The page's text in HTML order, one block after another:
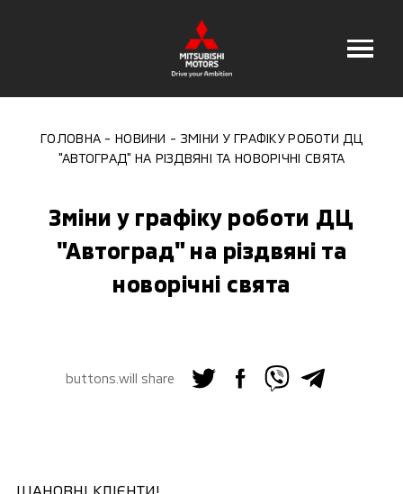
ГОЛОВНА НОВИНИ
ЗМІНИ У ГРАФІКУ РОБОТИ ДЦ
"АВТОГРАД" НА РІЗДВЯНІ ТА НОВОРІЧНІ СВЯТА
Зміни у графіку роботи ДЦ
"Автоград" на різдвяні та
новорічні свята
buttons.will share
ШАНОВНІ КЛІЄНТИ!